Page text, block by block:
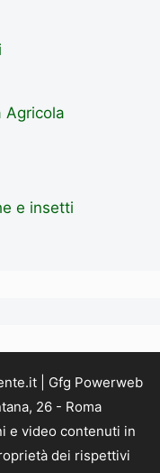
Agricola
e insetti
| Gfg Powerweb
26 - Roma
e video contenuti in
dei rispettivi